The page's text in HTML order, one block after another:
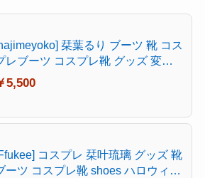
栞葉るり ブーツ 靴 コス
レブーツ コスプレ靴 グッズ 変装
コスチューム 仮装 文化祭 イベン
ト ハロウィン 学園祭 (23.5 cm)
5,500
コスプレ 栞叶琉璃 グッズ 靴
ーツ コスプレ靴 shoes ハロウィン